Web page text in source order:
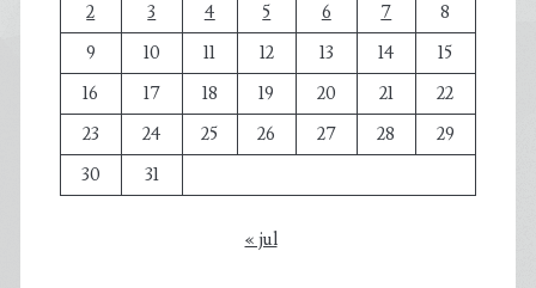
2
3 4 5 6 7
8
9
10 11 12 13 14
15
16
17 18 19 20 21
22
23
24 25 26 27 28
29
30
31
« jul